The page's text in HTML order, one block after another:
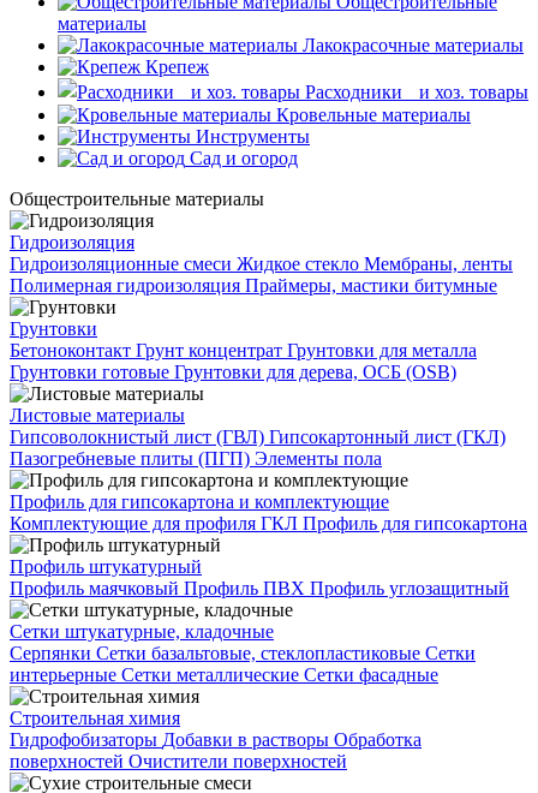
материалы
Лакокрасочные материалы
Крепеж
Расходники и хоз. товары
Кровельные материалы
Инструменты
Сад и огород
Общестроительные материалы
Гидроизоляция
Гидроизоляционные смеси Жидкое стекло Мембраны, ленты
Полимерная гидроизоляция Праймеры, мастики битумные
Грунтовки
Бетоноконтакт Грунт концентрат Грунтовки для металла
Грунтовки готовые Грунтовки для дерева, ОСБ (OSB)
Листовые материалы
Гипсоволокнистый лист (ГВЛ) Гипсокартонный лист (ГКЛ)
Пазогребневые плиты (ПГП) Элементы пола
Профиль для гипсокартона и комплектующие
Комплектующие для профиля ГКЛ Профиль для гипсокартона
Профиль штукатурный
Профиль маячковый Профиль ПВХ Профиль углозащитный
Сетки штукатурные, кладочные
Серпянки Сетки базальтовые, стеклопластиковые Сетки
интерьерные Сетки металлические Сетки фасадные
Строительная химия
Гидрофобизаторы Добавки в растворы Обработка
поверхностей Очистители поверхностей